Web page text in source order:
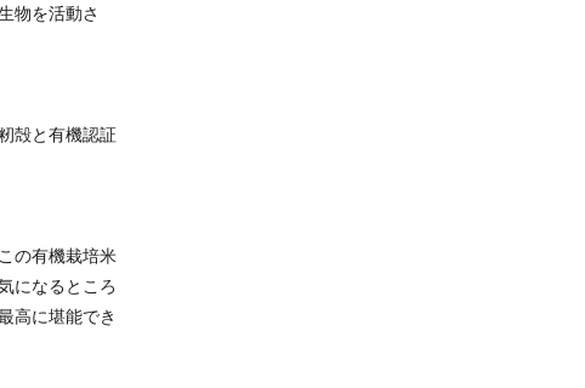
物を活動さ
殻と有機認証
の有機栽培米
になるところ
高に堪能でき